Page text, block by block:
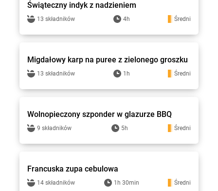
Świąteczny indyk z nadzieniem
13 składników 4h Średni
Stokrotka - przepisy
Migdałowy karp na puree z zielonego groszku
13 składników 1h Średni
Stokrotka - przepisy
Wolnopieczony szponder w glazurze BBQ
9 składników 5h Średni
Stokrotka - przepisy
Francuska zupa cebulowa
14 składników 1h 30min Średni